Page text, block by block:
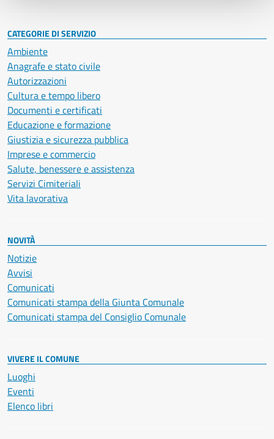
CATEGORIE DI SERVIZIO
Ambiente
Anagrafe e stato civile
Autorizzazioni
Cultura e tempo libero
Documenti e certificati
Educazione e formazione
Giustizia e sicurezza pubblica
Imprese e commercio
Salute, benessere e assistenza
Servizi Cimiteriali
Vita lavorativa
NOVITÀ
Notizie
Avvisi
Comunicati
Comunicati stampa della Giunta Comunale
Comunicati stampa del Consiglio Comunale
VIVERE IL COMUNE
Luoghi
Eventi
Elenco libri